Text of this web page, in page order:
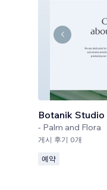
Botanik Studio
- Palm and Flora
게시 후기 0개
예약